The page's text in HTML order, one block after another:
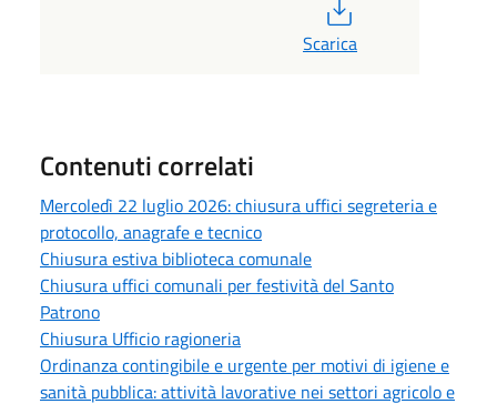
Scarica
Contenuti correlati
Mercoledì 22 luglio 2026: chiusura uffici segreteria e
protocollo, anagrafe e tecnico
Chiusura estiva biblioteca comunale
Chiusura uffici comunali per festività del Santo
Patrono
Chiusura Ufficio ragioneria
Ordinanza contingibile e urgente per motivi di igiene e
sanità pubblica: attività lavorative nei settori agricolo e